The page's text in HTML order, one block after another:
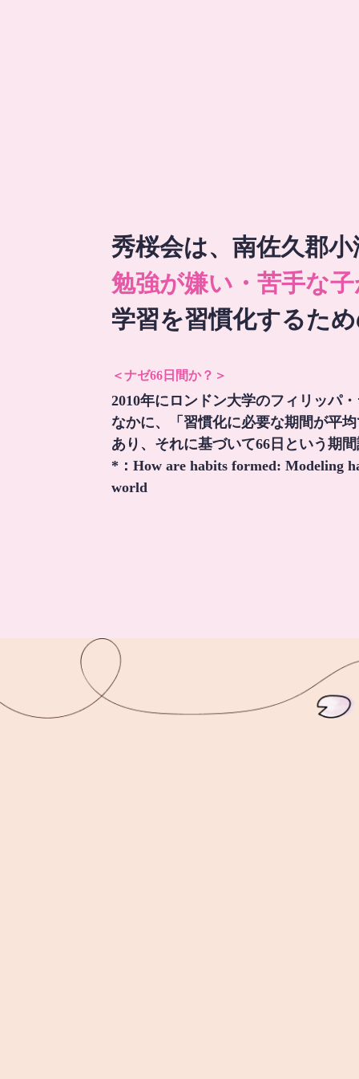
秀桜会は、南佐久郡
勉強が嫌い・苦手な
学習を習慣化するた
＜ナゼ66日間か？＞
2010年にロンドン大学のフィリッパ
なかに、「習慣化に必要な期間が平
あり、それに基づいて66日という期
*：How are habits formed: Modeling
world